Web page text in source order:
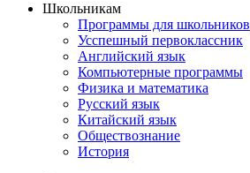
Школьникам
Программы для школьников
Усспешный первоклассник
Английский язык
Компьютерные программы
Физика и математика
Русский язык
Китайский язык
Обществознание
История